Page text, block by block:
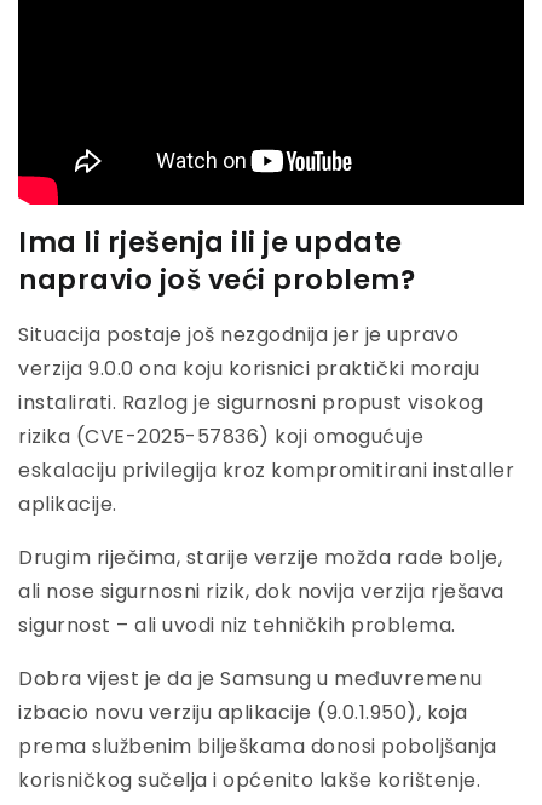
Ima li rješenja ili je update
napravio još veći problem?
Situacija postaje još nezgodnija jer je upravo
verzija 9.0.0 ona koju korisnici praktički moraju
instalirati. Razlog je sigurnosni propust visokog
rizika (CVE-2025-57836) koji omogućuje
eskalaciju privilegija kroz kompromitirani installer
aplikacije.
Drugim riječima, starije verzije možda rade bolje,
ali nose sigurnosni rizik, dok novija verzija rješava
sigurnost – ali uvodi niz tehničkih problema.
Dobra vijest je da je Samsung u međuvremenu
izbacio novu verziju aplikacije (9.0.1.950), koja
prema službenim bilješkama donosi poboljšanja
korisničkog sučelja i općenito lakše korištenje.